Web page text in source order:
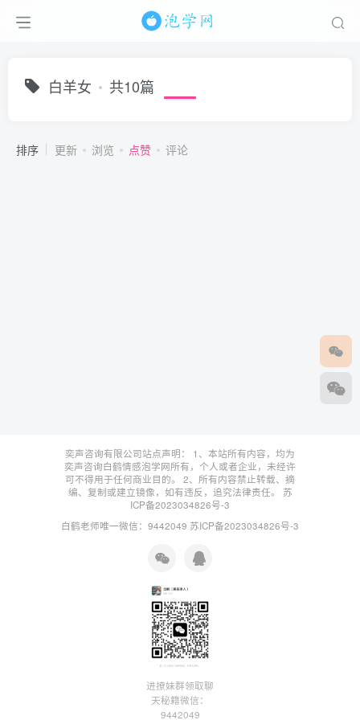
白羊女 共10篇
排序 更新 浏览 点赞 评论
奕声咨询有限公司站点声明： 1、本站所有内容，均为
奕声咨询白鹤情感泡学网所有，个人或者企业，未经许
可不得用于任何商业目的。 2、所有内容禁止转载、摘
编、复制或建立镜像，如有违反，追究法律责任。 苏
ICP备2023034826号-3
白鹤老师唯一微信：9442049 苏ICP备2023034826号-3
进撩妹群领取聊
天秘籍微信：
9442049